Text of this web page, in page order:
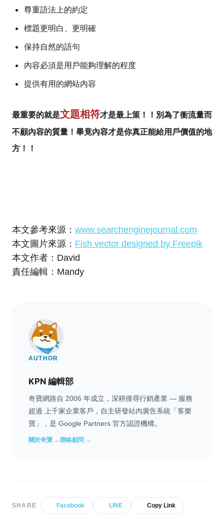
尊重語法上的約定
標題更明白、更明確
保持自然的語句
內容必須是用戶能夠理解的程度
提供有用的網站內容
最重要的就是文題相符才是最上策！！別為了衝流量而
不顧內容的質量！畢竟內容才是你真正能給用戶價值的地
方！！
本文參考來源： www.searchenginejournal.com
本文圖片來源： Fish vector designed by Freepik
本文作者：David
責任編輯：Mandy
AUTHOR
KPN 編輯部
奇寶網路自 2006 年成立，深耕搜尋行銷產業 — 服務
超過 上千家企業客戶，自主研發站內廣告系統「客樂
寶」，是 Google Partners 官方認證機構。
關於奇寶 →聯絡顧問 →
SHARE Facebook LINE Copy Link